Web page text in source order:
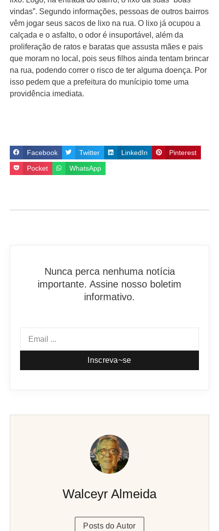
vindas”. Segundo informações, pessoas de outros bairros
vêm jogar seus sacos de lixo na rua. O lixo já ocupou a
calçada e o asfalto, o odor é insuportável, além da
proliferação de ratos e baratas que assusta mães e pais
que moram no local, pois seus filhos ainda tentam brincar
na rua, podendo correr o risco de ter alguma doença. Por
isso pedem que a prefeitura do munícipio tome uma
providência imediata.
Facebook Twitter LinkedIn Pinterest
Pocket WhatsApp
Nunca perca nenhuma notícia
importante. Assine nosso boletim
informativo.
Inscreva~se
Walceyr Almeida
Posts do Autor